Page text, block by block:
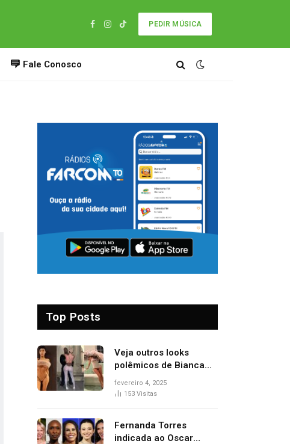
Facebook
Instagram
TikTok
PEDIR MÚSICA
Fale Conosco
Top Posts
Veja outros looks
polêmicos de Bianca
Censori, esposa de
Kanye West que
fevereiro 4, 2025
153 Visitas
Fernanda Torres
indicada ao Oscar